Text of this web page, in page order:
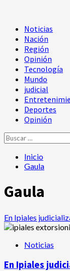
Menú
principal
Noticias
Nación
Región
Opinión
Tecnología
Mundo
judicial
Deportes
Opinión
Buscar:
Inicio
Gaula
Gaula
En Ipiales
Noticias
En Ipiales